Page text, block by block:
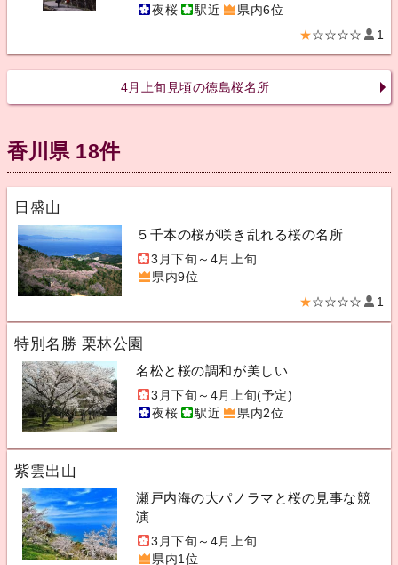
夜桜
駅近 県内6位
★☆☆☆☆ 1
4月上旬見頃の徳島桜名所
香川県 18件
日盛山
５千本の桜が咲き乱れる桜の名所
3月下旬～4月上旬
県内9位
★☆☆☆☆ 1
特別名勝 栗林公園
名松と桜の調和が美しい
3月下旬～4月上旬(予定)
夜桜
駅近 県内2位
紫雲出山
瀬戸内海の大パノラマと桜の見事な競
演
3月下旬～4月上旬
県内1位